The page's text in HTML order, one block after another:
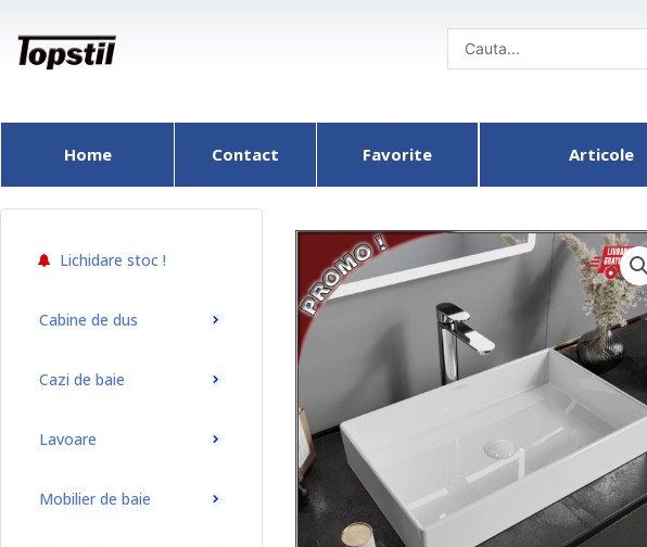
content
Home Contact Favorite Articole
Lichidare stoc !
Cabine de dus
Cazi de baie
Lavoare
Mobilier de baie